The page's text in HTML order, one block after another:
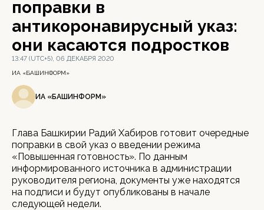
поправки в
антикоронавирусный указ:
они касаются подростков
13:47 (UTC+5), 06 ДЕКАБРЯ 2020
ИА «БАШИНФОРМ»
ИА «БАШИНФОРМ»
Глава Башкирии Радий Хабиров готовит очередные
поправки в свой указ о введении режима
«Повышенная готовность». По данным
информированного источника в администрации
руководителя региона, документы уже находятся
на подписи и будут опубликованы в начале
следующей недели.